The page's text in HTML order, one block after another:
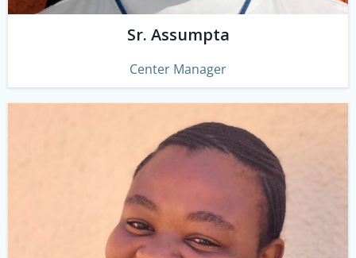
Sr. Assumpta
Center Manager